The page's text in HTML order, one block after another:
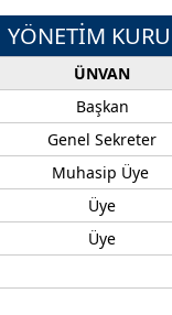
YÖNETİM
ÜNVAN
Başkan
Genel Sekreter
Muhasip Üye
Üye
Üye